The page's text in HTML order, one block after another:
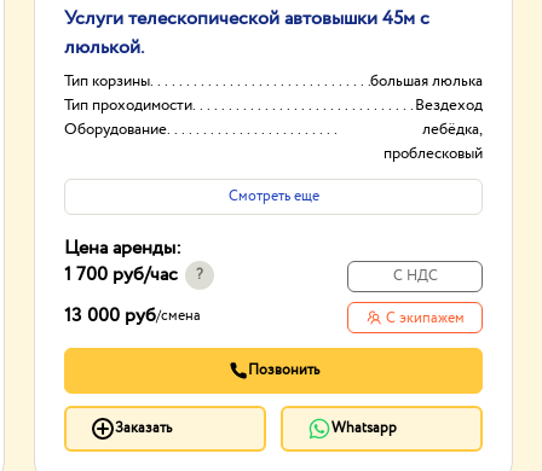
Услуги телескопической автовышки 45м с
люлькой.
Тип корзины
большая люлька
Тип проходимости
Вездеход
Оборудование
лебёдка,
проблесковый
маячок.
Смотреть еще
Цена аренды:
1 700 руб/час ?
13 000 руб/смена
С НДС
С экипажем
Позвонить
Заказать Whatsapp